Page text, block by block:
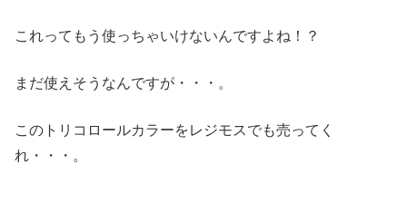
これってもう使っちゃいけないんですよね！？
まだ使えそうなんですが・・・。
このトリコロールカラーをレジモスでも売ってく
れ・・・。